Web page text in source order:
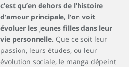
c’est qu’en dehors de l’histoire
d’amour principale, l’on voit
évoluer les jeunes filles dans leur
vie personnelle. Que ce soit leur
passion, leurs études, ou leur
évolution sociale, le manga dépeint